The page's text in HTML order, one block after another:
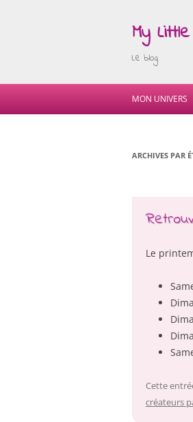
My
Le blog
MON UNIVERS
ARCHIVES PAR
Le
Cette
créateurs